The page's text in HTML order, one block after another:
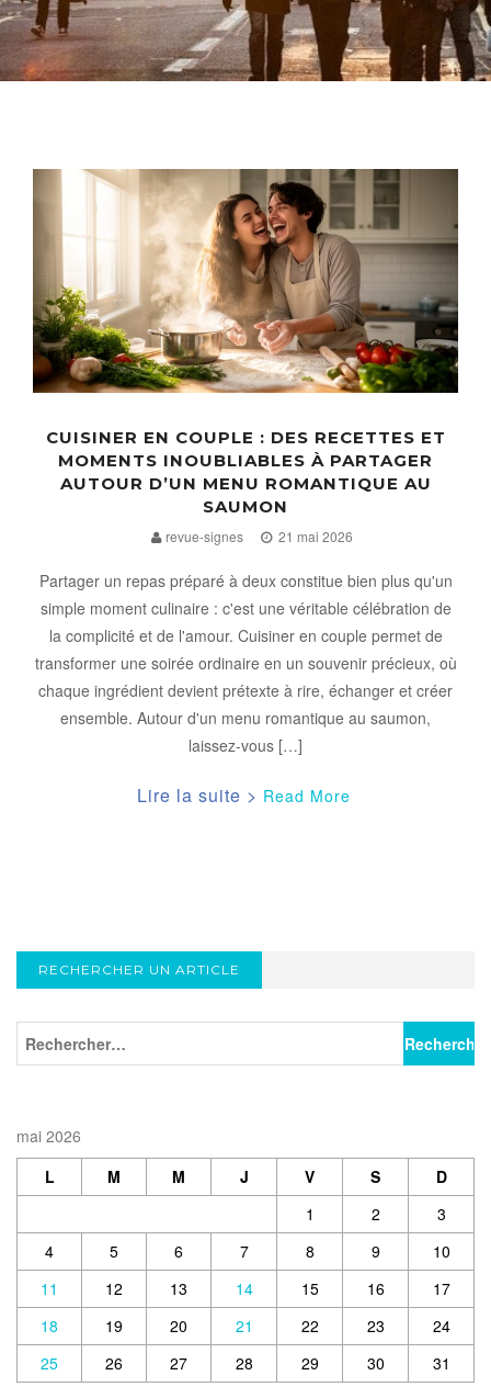
CUISINER EN COUPLE : DES RECETTES ET
MOMENTS INOUBLIABLES À PARTAGER
AUTOUR D’UN MENU ROMANTIQUE AU
SAUMON
revue-signes 21 mai 2026
Partager un repas préparé à deux constitue bien plus qu'un
simple moment culinaire : c'est une véritable célébration de
la complicité et de l'amour. Cuisiner en couple permet de
transformer une soirée ordinaire en un souvenir précieux, où
chaque ingrédient devient prétexte à rire, échanger et créer
ensemble. Autour d'un menu romantique au saumon,
laissez-vous […]
Read More
RECHERCHER UN ARTICLE
mai 2026
L
M M J V S
D
1
2
3
4
5 6 7 8 9
10
11
12 13 14 15 16
17
18
19 20 21 22 23
24
25
26 27 28 29 30 31